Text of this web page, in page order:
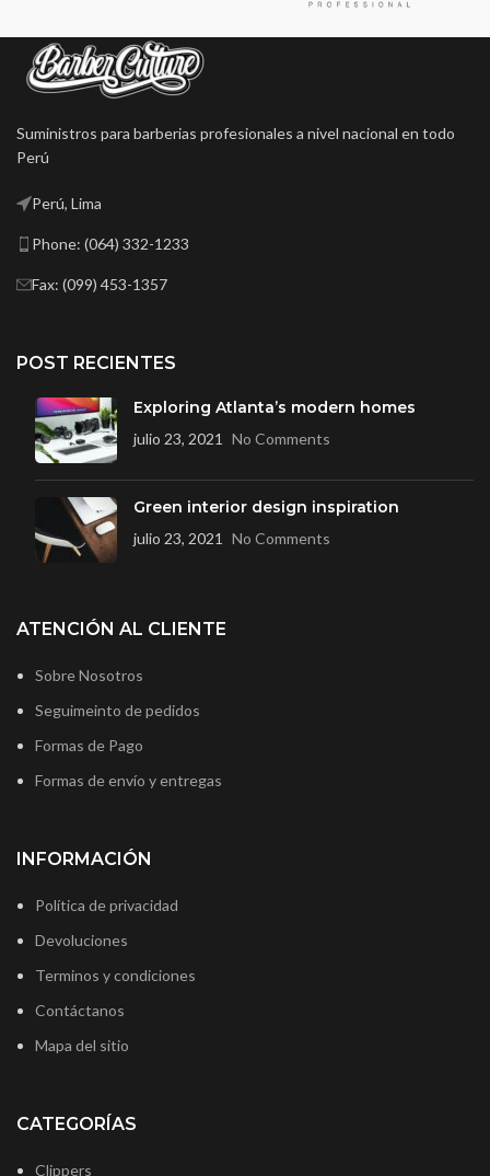
Suministros para barberias profesionales a nivel nacional en todo
Perú
Perú, Lima
Phone: (064) 332-1233
Fax: (099) 453-1357
POST RECIENTES
Exploring Atlanta’s modern homes
julio 23, 2021 No Comments
Green interior design inspiration
julio 23, 2021 No Comments
ATENCIÓN AL CLIENTE
Sobre Nosotros
Seguimeinto de pedidos
Formas de Pago
Formas de envío y entregas
INFORMACIÓN
Política de privacidad
Devoluciones
Terminos y condiciones
Contáctanos
Mapa del sitio
CATEGORÍAS
Clippers